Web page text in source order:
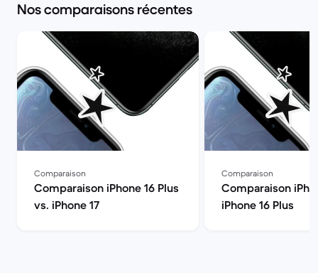
Nos comparaisons récentes
Comparaison
Comparaison iPhone 16 Plus
vs. iPhone 17
Comparaison
Comparaison
iPhone 16 Plus